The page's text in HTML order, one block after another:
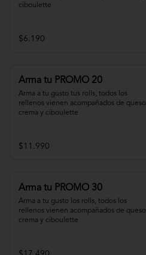
ciboulette
$6.190
Arma tu PROMO 20
Arma a tu gusto tus rolls, todos los
rellenos vienen acompañados de queso
crema y ciboulette
$11.990
Arma tu PROMO 30
Arma a tu gusto los rolls, todos los
rellenos vienen acompañados de queso
crema y ciboulette